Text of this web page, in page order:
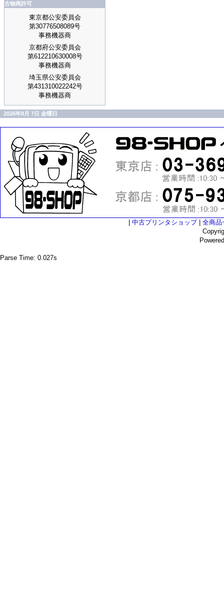
古物商許可
東京都公安委員会
第30776508089号
事務機器商
京都府公安委員会
第612210630008号
事務機器商
埼玉県公安委員会
第431310022242号
事務機器商
2026年8月 7日 金曜日
中古プリンタショップ| 全商品
Parse Time: 0.027s